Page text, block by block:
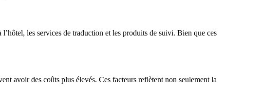
les services de traduction et les produits de suivi. Bien que ces
avoir des coûts plus élevés. Ces facteurs reflètent non seulement la